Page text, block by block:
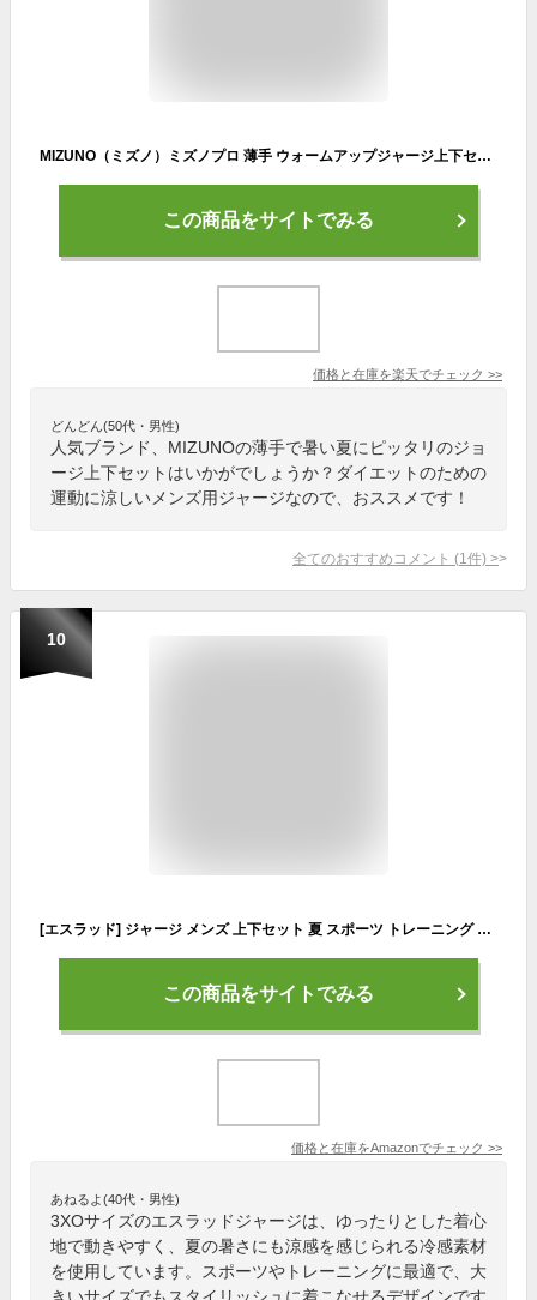
MIZUNO（ミズノ）ミズノプロ 薄手 ウォームアップジャージ上下セット（12JC9R03/12JD9R03）（mizunopro/ミズプロ/スポーツ/野球/ベースボール/ウェア/トレーニングウエア/セットアップ/男性用/メンズ）
この商品をサイトでみる
価格と在庫を楽天でチェック >>
どんどん(50代・男性)
人気ブランド、MIZUNOの薄手で暑い夏にピッタリのジョ
ージ上下セットはいかがでしょうか？ダイエットのための
運動に涼しいメンズ用ジャージなので、おススメです！
全てのおすすめコメント (1 件) >
10
[エスラッド] ジャージ メンズ 上下セット 夏 スポーツ トレーニング ランニング 大きいサイズ 3L 4L 5L 冷感 涼感 ESM151 ブラック 3XOサイズ
この商品をサイトでみる
価格と在庫をAmazonでチェック >>
あねるよ(40代・男性)
3XOサイズのエスラッドジャージは、ゆったりとした着心
地で動きやすく、夏の暑さにも涼感を感じられる冷感素材
を使用しています。スポーツやトレーニングに最適で、大